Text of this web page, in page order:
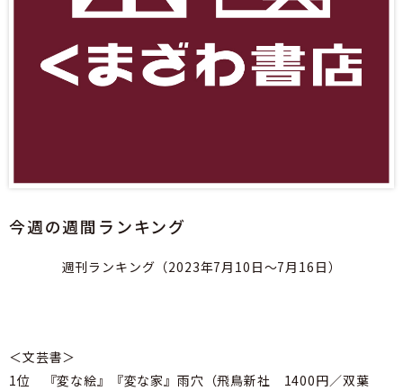
今週の週間ランキング
週刊ランキング（2023年7月10日～7月16日）
＜文芸書＞
1位 『変な絵』『変な家』雨穴（飛鳥新社 1400円／双葉